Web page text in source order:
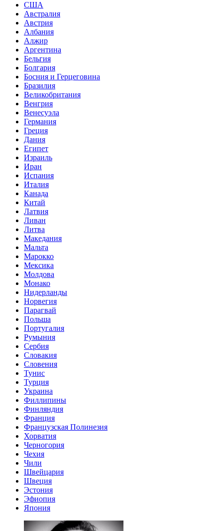
США
Австралия
Австрия
Албания
Алжир
Аргентина
Бельгия
Болгария
Босния и Герцеговина
Бразилия
Великобритания
Венгрия
Венесуэла
Германия
Греция
Дания
Египет
Израиль
Иран
Испания
Италия
Канада
Китай
Латвия
Ливан
Литва
Македания
Мальта
Марокко
Мексика
Молдова
Монако
Нидерланды
Норвегия
Парагвай
Польша
Португалия
Румыния
Сербия
Словакия
Словения
Тунис
Турция
Украина
Филлипины
Финляндия
Франция
Французская Полинезия
Хорватия
Черногория
Чехия
Чили
Швейцария
Швеция
Эстония
Эфиопия
Япония